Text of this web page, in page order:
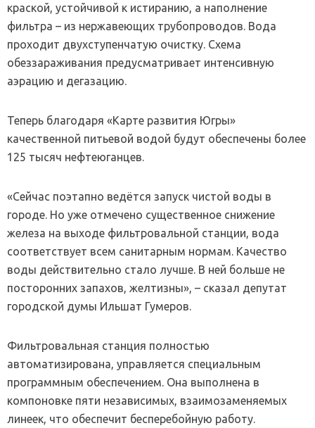
краской, устойчивой к истиранию, а наполнение
фильтра – из нержавеющих трубопроводов. Вода
проходит двухступенчатую очистку. Схема
обеззараживания предусматривает интенсивную
аэрацию и дегазацию.
Теперь благодаря «Карте развития Югры»
качественной питьевой водой будут обеспечены более
125 тысяч нефтеюганцев.
«Сейчас поэтапно ведётся запуск чистой воды в
городе. Но уже отмечено существенное снижение
железа на выходе фильтровальной станции, вода
соответствует всем санитарным нормам. Качество
воды действительно стало лучше. В ней больше не
посторонних запахов, желтизны», – сказал депутат
городской думы Ильшат Гумеров.
Фильтровальная станция полностью
автоматизирована, управляется специальным
программным обеспечением. Она выполнена в
компоновке пяти независимых, взаимозаменяемых
линеек, что обеспечит бесперебойную работу.